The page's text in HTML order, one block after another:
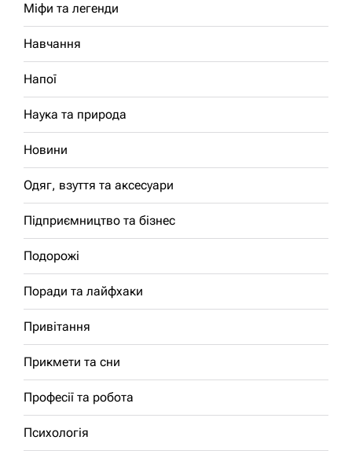
Міфи та легенди
Навчання
Напої
Наука та природа
Новини
Одяг, взуття та аксесуари
Підприємництво та бізнес
Подорожі
Поради та лайфхаки
Привітання
Прикмети та сни
Професії та робота
Психологія